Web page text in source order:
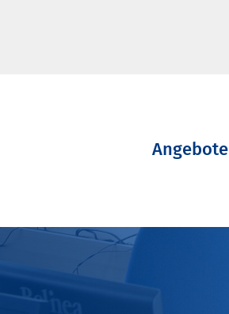
Navigation
Angebote